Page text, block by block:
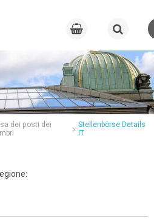
dei posti dei
Stellenbörse Details
IT